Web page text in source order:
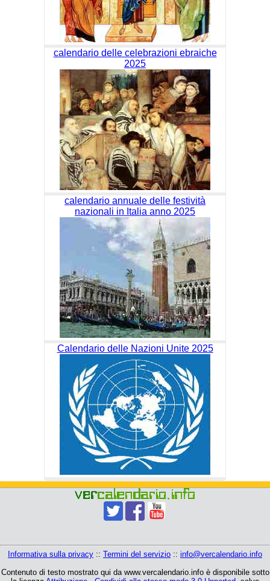
calendario delle celebrazioni ebraiche
2025
calendario annuale delle festività
nazionali in Italia anno 2025
Calendario delle Nazioni Unite 2025
Informativa sulla privacy :: Termini del servizio :: info@vercalendario.info
Contenuto di testo mostrato qui da www.vercalendario.info è disponibile sotto